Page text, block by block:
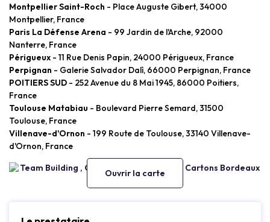
Montpellier Saint-Roch - Place Auguste Gibert, 34000
Montpellier, France
Paris La Défense Arena - 99 Jardin de l'Arche, 92000
Nanterre, France
Périgueux - 11 Rue Denis Papin, 24000 Périgueux, France
Perpignan - Galerie Salvador Dalì, 66000 Perpignan, France
POITIERS SUD - 252 Avenue du 8 Mai 1945, 86000 Poitiers,
France
Toulouse Matabiau - Boulevard Pierre Semard, 31500
Toulouse, France
Villenave-d'Ornon - 199 Route de Toulouse, 33140 Villenave-
d'Ornon, France
Ouvrir la carte